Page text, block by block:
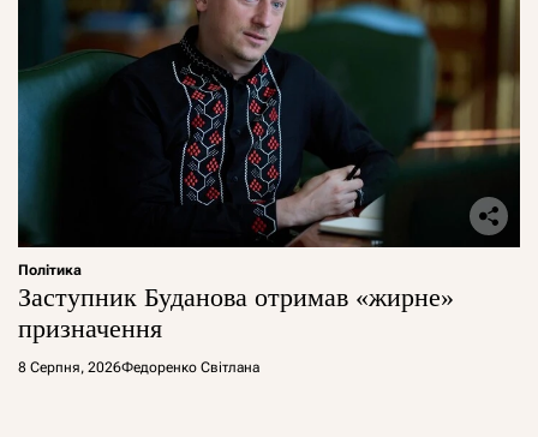
Політика
Заступник Буданова отримав «жирне»
призначення
8 Серпня, 2026Федоренко Світлана